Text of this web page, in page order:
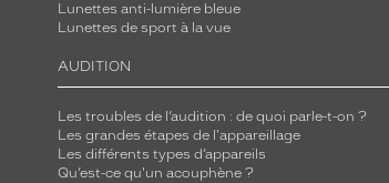
Lunettes anti-lumière bleue
Lunettes de sport à la vue
AUDITION
Les troubles de l’audition : de quoi parle-t-on ?
Les grandes étapes de l'appareillage
Les différents types d’appareils
Qu’est-ce qu'un acouphène ?